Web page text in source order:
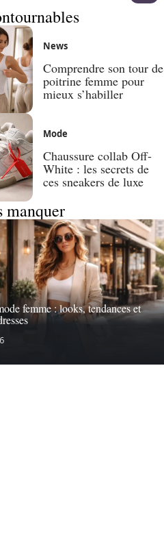
News
Comprendre son tour de
poitrine femme pour
mieux s’habiller
Mode
Chaussure collab Off-
White : les secrets de
ces sneakers de luxe
manquer
femme : looks, tendances et